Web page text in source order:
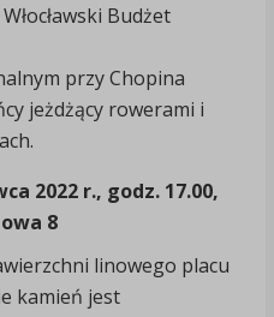
Budżet
przy Chopina
jeżdżący rowerami i
2022 r., godz. 17.00,
8
linowego placu
kamień jest